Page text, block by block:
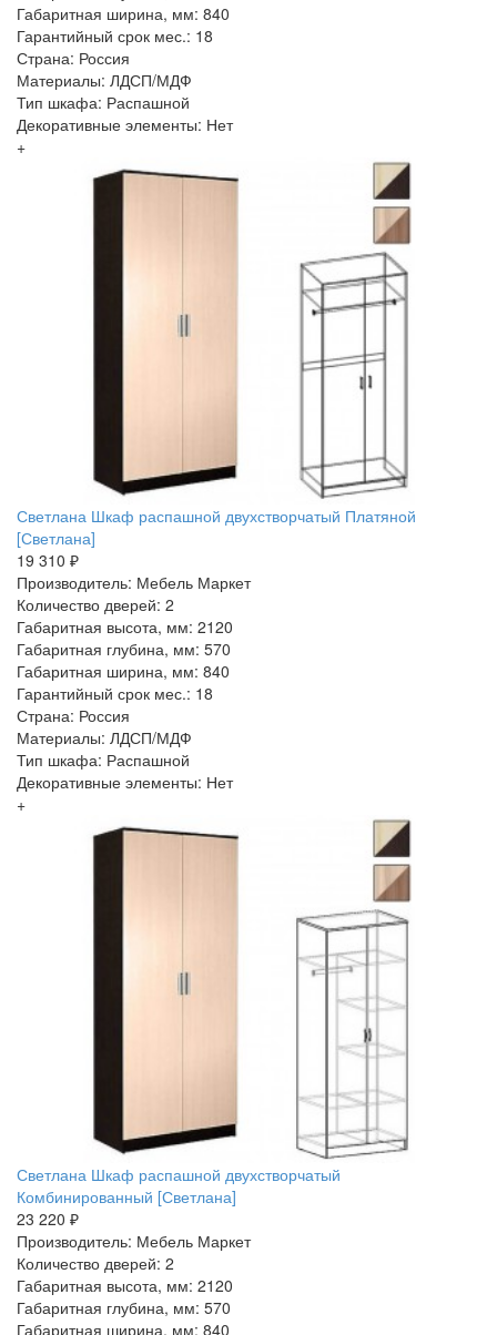
Габаритная ширина, мм: 840
Гарантийный срок мес.: 18
Страна: Россия
Материалы: ЛДСП/МДФ
Тип шкафа: Распашной
Декоративные элементы: Нет
+
Светлана Шкаф распашной двухстворчатый Платяной
[Светлана]
19 310 ₽
Производитель: Мебель Маркет
Количество дверей: 2
Габаритная высота, мм: 2120
Габаритная глубина, мм: 570
Габаритная ширина, мм: 840
Гарантийный срок мес.: 18
Страна: Россия
Материалы: ЛДСП/МДФ
Тип шкафа: Распашной
Декоративные элементы: Нет
+
Светлана Шкаф распашной двухстворчатый
Комбинированный [Светлана]
23 220 ₽
Производитель: Мебель Маркет
Количество дверей: 2
Габаритная высота, мм: 2120
Габаритная глубина, мм: 570
Габаритная ширина, мм: 840